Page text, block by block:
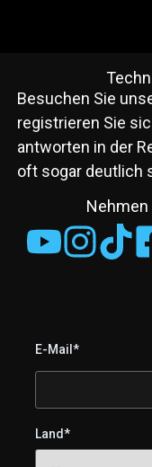
Besuchen Sie
registrieren Sie
antworten in der
oft sogar deutlich
E-Mail*
Land*